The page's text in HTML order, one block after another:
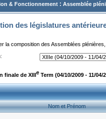
& Fonctionnement : Assemblée
des législatures
la composition des Assemblées
finale de XIIIe Term (04/10/2009 - 11/04/
Nom et Prénom